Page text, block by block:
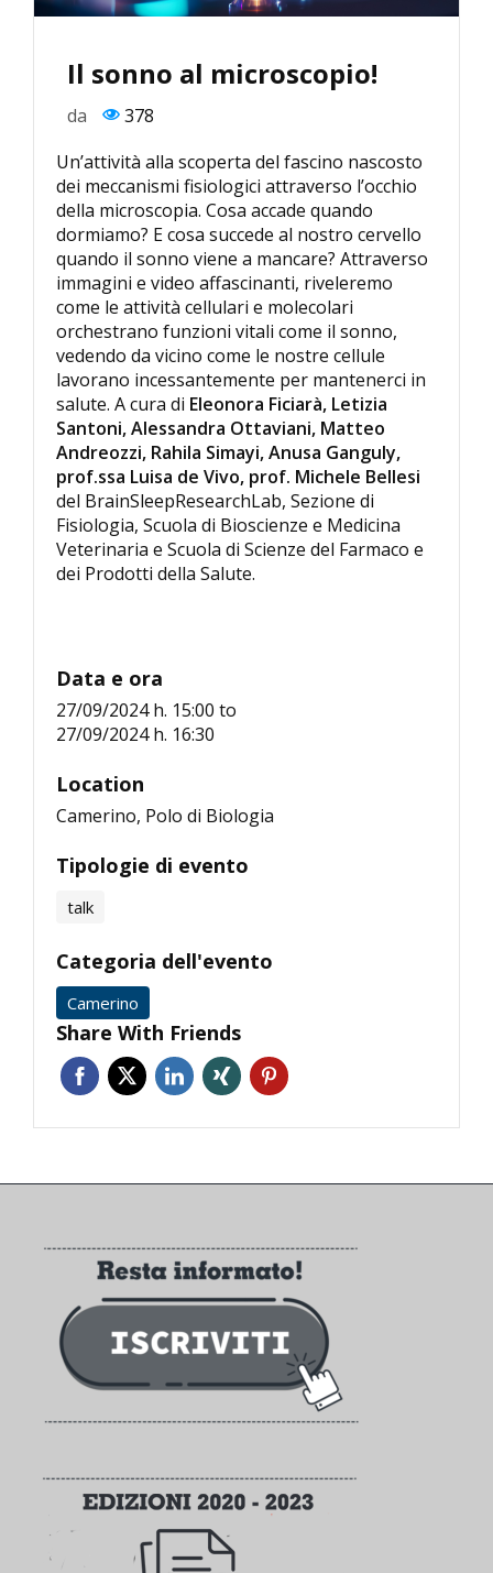
Il sonno al microscopio!
da
378
Un’attività alla scoperta del fascino nascosto
dei meccanismi fisiologici attraverso l’occhio
della microscopia. Cosa accade quando
dormiamo? E cosa succede al nostro cervello
quando il sonno viene a mancare? Attraverso
immagini e video affascinanti, riveleremo
come le attività cellulari e molecolari
orchestrano funzioni vitali come il sonno,
vedendo da vicino come le nostre cellule
lavorano incessantemente per mantenerci in
salute. A cura di Eleonora Ficiarà, Letizia
Santoni,Alessandra Ottaviani, Matteo
Andreozzi, Rahila Simayi,Anusa Ganguly,
prof.ssa Luisa de Vivo, prof. Michele Bellesi
del BrainSleepResearchLab, Sezione di
Fisiologia, Scuola di Bioscienze e Medicina
Veterinaria e Scuola di Scienze del Farmaco e
dei Prodotti della Salute.
Data e ora
27/09/2024 h. 15:00 to
27/09/2024 h. 16:30
Location
Camerino, Polo di Biologia
Tipologie di evento
talk
Categoria dell'evento
Camerino
Share With Friends